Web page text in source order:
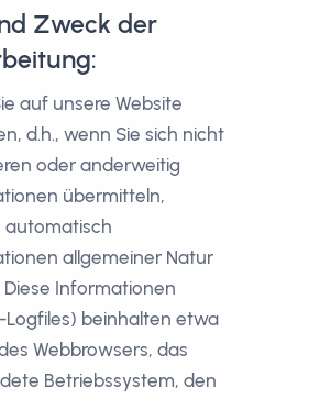
Zweck der
auf unsere Website
d.h., wenn Sie sich nicht
oder anderweitig
übermitteln,
automatisch
allgemeiner Natur
Informationen
Logfiles) beinhalten etwa
Webbrowsers, das
Betriebssystem, den